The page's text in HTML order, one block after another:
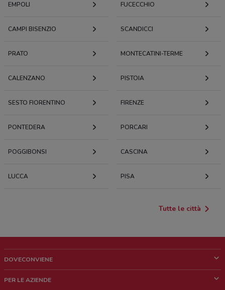
EMPOLI FUCECCHIO
CAMPI BISENZIO SCANDICCI
PRATO MONTECATINI-TERME
CALENZANO PISTOIA
SESTO FIORENTINO FIRENZE
PONTEDERA PORCARI
POGGIBONSI CASCINA
LUCCA PISA
Tutte le città
DOVECONVIENE
PER LE AZIENDE